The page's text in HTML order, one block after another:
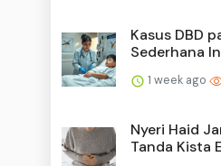
Kasus DBD
Sederhana
1 week ago
Nyeri Haid
Tanda Kista